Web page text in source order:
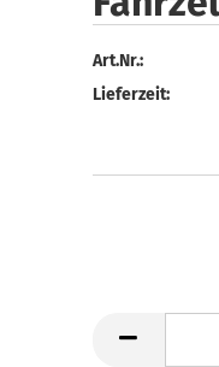
Art.Nr.:
Lieferzeit: